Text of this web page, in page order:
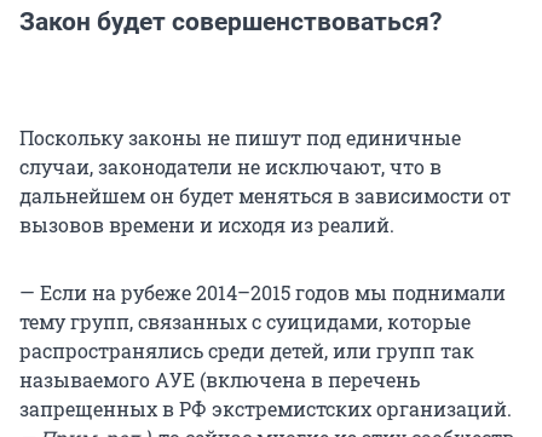
Закон будет совершенствоваться?
Поскольку законы не пишут под единичные
случаи, законодатели не исключают, что в
дальнейшем он будет меняться в зависимости от
вызовов времени и исходя из реалий.
— Если на рубеже 2014–2015 годов мы поднимали
тему групп, связанных с суицидами, которые
распространялись среди детей, или групп так
называемого АУЕ (включена в перечень
запрещенных в РФ экстремистских организаций.